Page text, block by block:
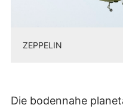
ZEPPELIN
Die bodennahe